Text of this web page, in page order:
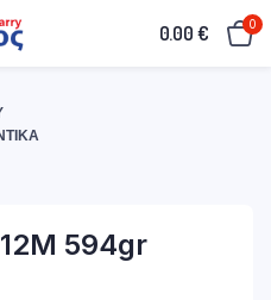
0.00€ 0
594gr